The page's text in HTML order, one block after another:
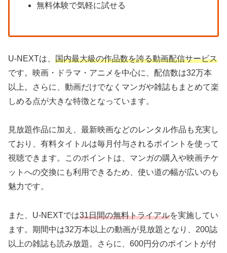
無料体験で気軽に試せる
U-NEXTは、 国内最大級の作品数を誇る動画配信サービス
です。映画・ドラマ・アニメを中心に、配信数は32万本
以上。さらに、動画だけでなくマンガや雑誌もまとめて楽
しめる点が大きな特徴となっています。
見放題作品に加え、最新映画などのレンタル作品も充実し
ており、有料タイトルは毎月付与されるポイントを使って
視聴できます。このポイントは、マンガの購入や映画チケ
ットへの交換にも利用できるため、使い道の幅が広いのも
魅力です。
また、U-NEXTでは31日間の無料トライアルを実施してい
ます。期間中は32万本以上の動画が見放題となり、200誌
以上の雑誌も読み放題。さらに、600円分のポイントが付